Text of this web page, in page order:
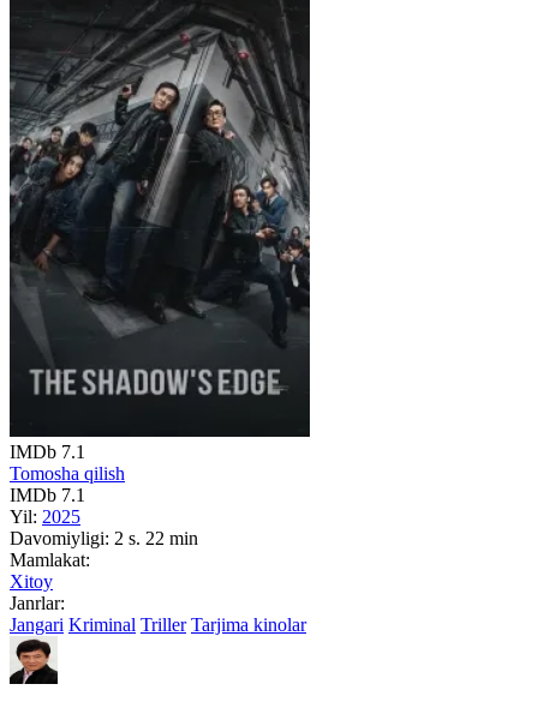
IMDb 7.1
Tomosha qilish
IMDb 7.1
Yil: 2025
Davomiyligi: 2 s. 22 min
Mamlakat:
Xitoy
Janrlar:
Jangari Kriminal Triller Tarjima kinolar